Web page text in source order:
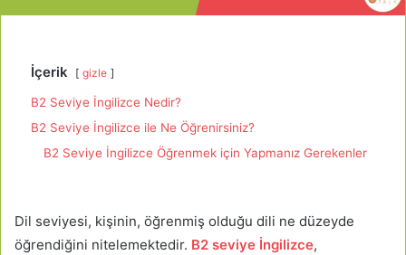
İçerik gizle
B2 Seviye İngilizce Nedir?
B2 Seviye İngilizce ile Ne Öğrenirsiniz?
B2 Seviye İngilizce Öğrenmek için Yapmanız Gerekenler
Dil seviyesi, kişinin, öğrenmiş olduğu dili ne düzeyde
öğrendiğini nitelemektedir. B2 seviye İngilizce,